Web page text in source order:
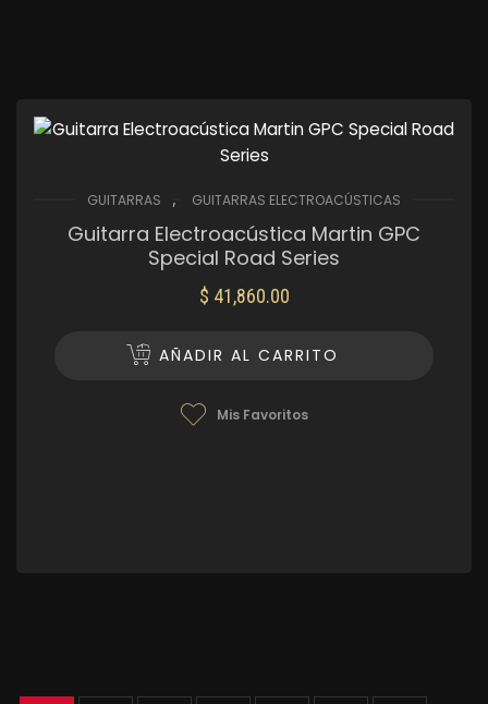
GUITARRAS , GUITARRAS ELECTROACÚSTICAS
Guitarra Electroacústica Martin GPC
Special Road Series
$ 41,860.00
AÑADIR AL CARRITO
Mis Favoritos